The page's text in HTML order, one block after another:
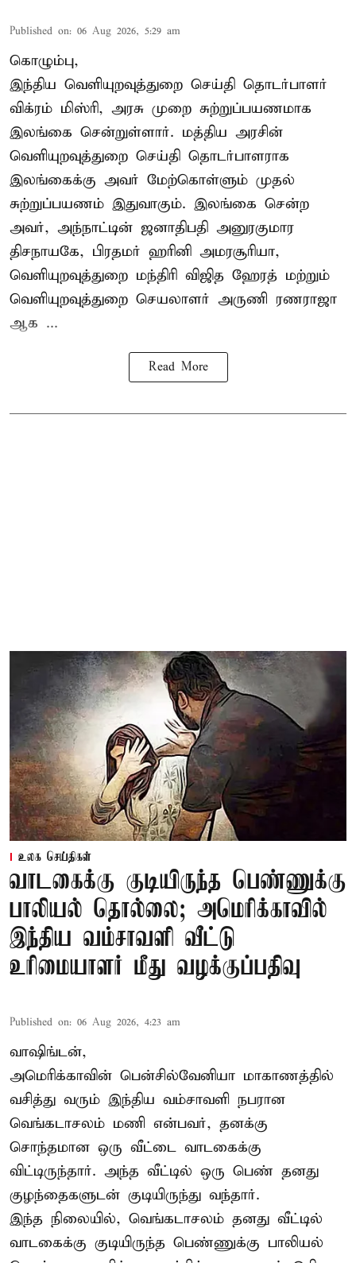
Published on: 06 Aug 2026, 5:29 am
கொழும்பு,
இந்திய வெளியுறவுத்துறை செய்தி தொடர்பாளர்
விக்ரம் மிஸ்ரி, அரசு முறை சுற்றுப்பயணமாக
இலங்கை சென்றுள்ளார். மத்திய அரசின்
வெளியுறவுத்துறை செய்தி தொடர்பாளராக
இலங்கைக்கு அவர் மேற்கொள்ளும் முதல்
சுற்றுப்பயணம் இதுவாகும். இலங்கை சென்ற
அவர், அந்நாட்டின் ஜனாதிபதி அனுரகுமார
திசநாயகே, பிரதமர் ஹரினி அமரசூரியா,
வெளியுறவுத்துறை மந்திரி விஜித ஹேரத் மற்றும்
வெளியுறவுத்துறை செயலாளர் அருணி ரணராஜா
ஆக ...
Read More
உலக செய்திகள்
வாடகைக்கு குடியிருந்த பெண்ணுக்கு
பாலியல் தொல்லை; அமெரிக்காவில்
இந்திய வம்சாவளி வீட்டு
உரிமையாளர் மீது வழக்குப்பதிவு
Published on: 06 Aug 2026, 4:23 am
வாஷிங்டன்,
அமெரிக்காவின் பென்சில்வேனியா மாகாணத்தில்
வசித்து வரும் இந்திய வம்சாவளி நபரான
வெங்கடாசலம் மணி என்பவர், தனக்கு
சொந்தமான ஒரு வீட்டை வாடகைக்கு
விட்டிருந்தார். அந்த வீட்டில் ஒரு பெண் தனது
குழந்தைகளுடன் குடியிருந்து வந்தார்.
இந்த நிலையில், வெங்கடாசலம் தனது வீட்டில்
வாடகைக்கு குடியிருந்த பெண்ணுக்கு பாலியல்